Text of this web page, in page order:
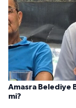
Amasra Belediye
mi?